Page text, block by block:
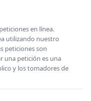
en línea.
utilizando nuestro
peticiones son
una petición es una
y los tomadores de